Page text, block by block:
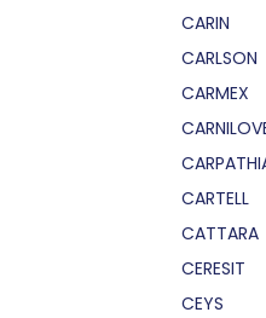
CARIN
CARLSON
CARMEX
CARTELL
CATTARA
CERESIT
CEYS